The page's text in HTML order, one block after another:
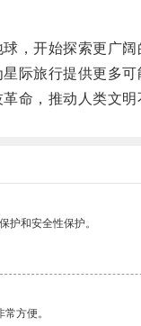
开始探索更广阔
旅行提供更多可
，推动人类文明
护和安全性保护。
方便。